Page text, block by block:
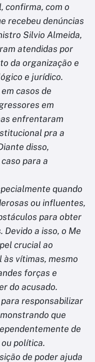
confirma, com o
recebeu denúncias
Silvio Almeida,
atendidas por
da organização e
e jurídico.
casos de
em
enfrentaram
pra a
disso,
para a
quando
ou influentes,
para obter
Devido a isso, o Me
crucial ao
vítimas, mesmo
forças e
do acusado.
responsabilizar
que
de
política.
de poder ajuda